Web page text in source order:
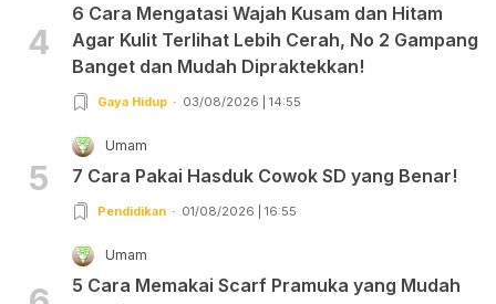
4
6 Cara Mengatasi Wajah Kusam dan Hitam
Agar Kulit Terlihat Lebih Cerah, No 2 Gampang
Banget dan Mudah Dipraktekkan!
Gaya Hidup 03/08/2026 | 14:55
5
Umam
7 Cara Pakai Hasduk Cowok SD yang Benar!
Pendidikan 01/08/2026 | 16:55
Umam
5 Cara Memakai Scarf Pramuka yang Mudah